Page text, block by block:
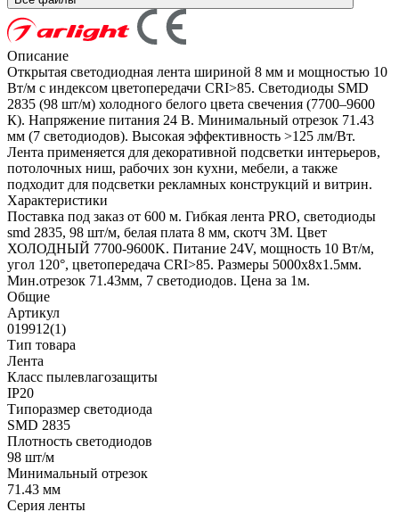
Описание
Открытая светодиодная лента шириной 8 мм и мощностью 10
Вт/м с индексом цветопередачи CRI>85. Светодиоды SMD
2835 (98 шт/м) холодного белого цвета свечения (7700–9600
К). Напряжение питания 24 В. Минимальный отрезок 71.43
мм (7 светодиодов). Высокая эффективность >125 лм/Вт.
Лента применяется для декоративной подсветки интерьеров,
потолочных ниш, рабочих зон кухни, мебели, а также
подходит для подсветки рекламных конструкций и витрин.
Характеристики
Поставка под заказ от 600 м. Гибкая лента PRO, светодиоды
smd 2835, 98 шт/м, белая плата 8 мм, скотч 3М. Цвет
ХОЛОДНЫЙ 7700-9600K. Питание 24V, мощность 10 Вт/м,
угол 120°, цветопередача CRI>85. Размеры 5000х8x1.5мм.
Мин.отрезок 71.43мм, 7 светодиодов. Цена за 1м.
Общие
Артикул
019912(1)
Тип товара
Лента
Класс пылевлагозащиты
IP20
Типоразмер светодиода
SMD 2835
Плотность светодиодов
98 шт/м
Минимальный отрезок
71.43 мм
Серия ленты